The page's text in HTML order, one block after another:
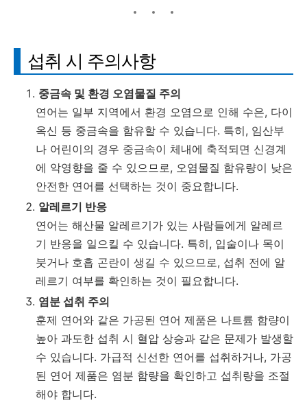
섭취 시 주의사항
중금속 및 환경 오염물질 주의
연어는 일부 지역에서 환경 오염으로 인해 수은, 다이
옥신 등 중금속을 함유할 수 있습니다. 특히, 임산부
나 어린이의 경우 중금속이 체내에 축적되면 신경계
에 악영향을 줄 수 있으므로, 오염물질 함유량이 낮은
안전한 연어를 선택하는 것이 중요합니다.
알레르기 반응
연어는 해산물 알레르기가 있는 사람들에게 알레르
기 반응을 일으킬 수 있습니다. 특히, 입술이나 목이
붓거나 호흡 곤란이 생길 수 있으므로, 섭취 전에 알
레르기 여부를 확인하는 것이 필요합니다.
염분 섭취 주의
훈제 연어와 같은 가공된 연어 제품은 나트륨 함량이
높아 과도한 섭취 시 혈압 상승과 같은 문제가 발생할
수 있습니다. 가급적 신선한 연어를 섭취하거나, 가공
된 연어 제품은 염분 함량을 확인하고 섭취량을 조절
해야 합니다.